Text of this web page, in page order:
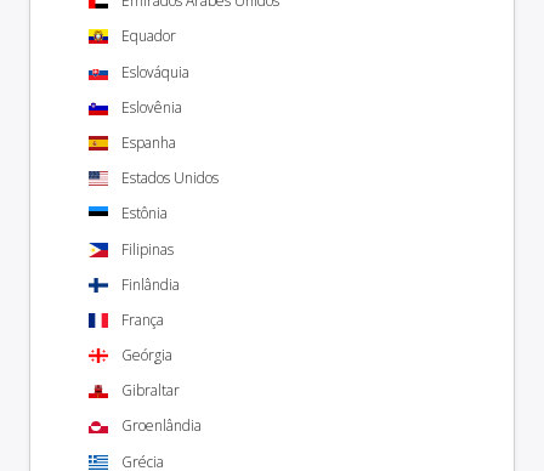
Equador
Eslováquia
Eslovênia
Espanha
Estados Unidos
Estônia
Filipinas
Finlândia
França
Geórgia
Gibraltar
Groenlândia
Grécia